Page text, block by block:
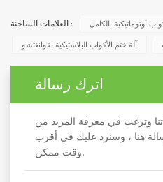
العلامات الساخنة : أوتوماتيكية بالكامل
آلة ختم الأكواب البلاستيكية بقوانغتشو
اترك رسالة
وترغب في معرفة المزيد من
هنا ، وسنرد عليك في أقرب
وقت ممكن.